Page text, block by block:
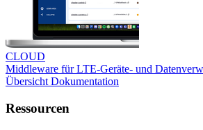
CLOUD
Middleware für LTE-Geräte- und
Übersicht Dokumentation
Ressourcen